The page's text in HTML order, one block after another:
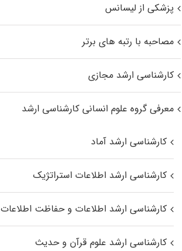
پزشکی از لیسانس
مصاحبه با رتبه های برتر
کارشناسی ارشد مجازی
معرفی گروه علوم انسانی کارشناسی ارشد
کارشناسی ارشد آماد
کارشناسی ارشد اطلاعات استراتژیک
کارشناسی ارشد اطلاعات و حفاظت اطلاعات
کارشناسی ارشد علوم قرآن و حدیث